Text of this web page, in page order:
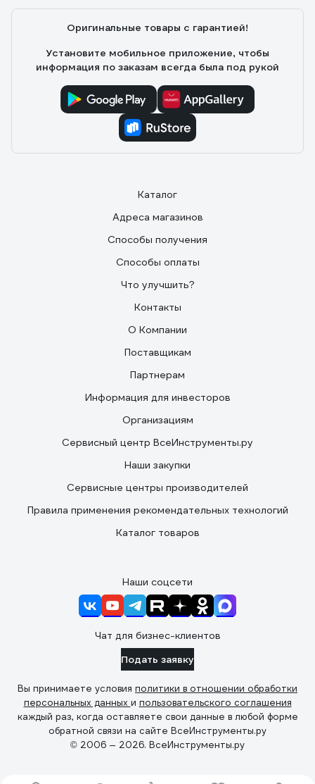
Оригинальные товары с гарантией!
Установите мобильное приложение, чтобы
информация по заказам всегда была под рукой
Каталог
Адреса магазинов
Способы получения
Способы оплаты
Что улучшить?
Контакты
О Компании
Поставщикам
Партнерам
Информация для инвесторов
Организациям
Сервисный центр ВсеИнструменты.ру
Наши закупки
Сервисные центры производителей
Правила применения рекомендательных технологий
Каталог товаров
Наши соцсети
Чат для бизнес-клиентов
Подать заявку
Вы принимаете условия политики в отношении обработки
персональных данных и пользовательского соглашения
каждый раз, когда оставляете свои данные в любой форме
обратной связи на сайте ВсеИнструменты.ру
© 2006 — 2026. ВсеИнструменты.ру